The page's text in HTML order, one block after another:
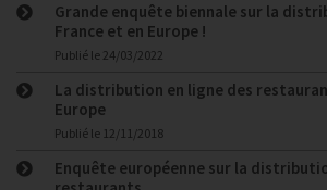
Grande enquête biennale sur la
France et en Europe !
Publié le 24/03/2022
La distribution en ligne des
Europe
Publié le 12/11/2018
Enquête européenne sur la